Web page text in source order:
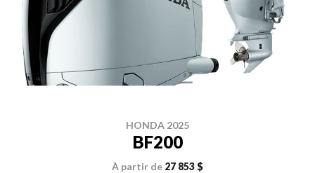
HONDA 2025
BF200
À partir de 27 853 $